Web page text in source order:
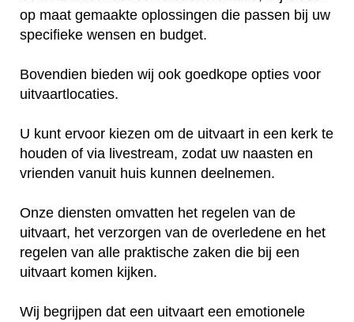
op maat gemaakte oplossingen die passen bij uw
specifieke wensen en budget.
Bovendien bieden wij ook goedkope opties voor
uitvaartlocaties.
U kunt ervoor kiezen om de uitvaart in een kerk te
houden of via livestream, zodat uw naasten en
vrienden vanuit huis kunnen deelnemen.
Onze diensten omvatten het regelen van de
uitvaart, het verzorgen van de overledene en het
regelen van alle praktische zaken die bij een
uitvaart komen kijken.
Wij begrijpen dat een uitvaart een emotionele